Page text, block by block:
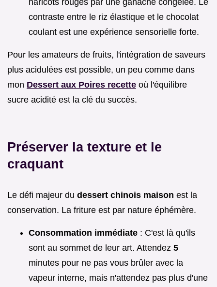
contraste entre le riz élastique et le chocolat
coulant est une expérience sensorielle forte.
Pour les amateurs de fruits, l'intégration de saveurs
plus acidulées est possible, un peu comme dans
mon Dessert aux Poires recette où l'équilibre
sucre acidité est la clé du succès.
Préserver la texture et le
craquant
Le défi majeur du dessert chinois maison est la
conservation. La friture est par nature éphémère.
Consommation immédiate : C'est là qu'ils
sont au sommet de leur art. Attendez 5
minutes pour ne pas vous brûler avec la
vapeur interne, mais n'attendez pas plus d'une